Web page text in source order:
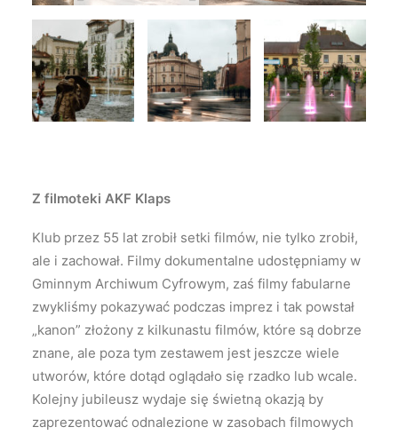
Z filmoteki AKF Klaps
Klub przez 55 lat zrobił setki filmów, nie tylko zrobił,
ale i zachował. Filmy dokumentalne udostępniamy w
Gminnym Archiwum Cyfrowym, zaś filmy fabularne
zwykliśmy pokazywać podczas imprez i tak powstał
„kanon” złożony z kilkunastu filmów, które są dobrze
znane, ale poza tym zestawem jest jeszcze wiele
utworów, które dotąd oglądało się rzadko lub wcale.
Kolejny jubileusz wydaje się świetną okazją by
zaprezentować odnalezione w zasobach filmowych